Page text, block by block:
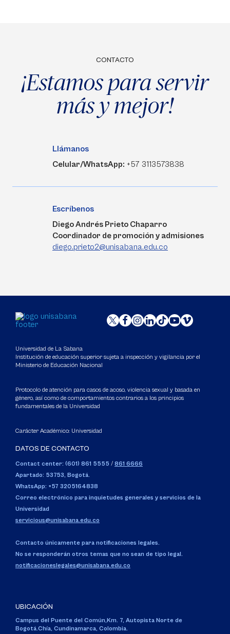
CONTACTO
¡Estamos para servir
más y mejor!
Llámanos
Celular/WhatsApp: +57 3113573838
Escríbenos
Diego Andrés Prieto Chaparro
Coordinador de promoción y admisiones
diego.prieto2@unisabana.edu.co
Universidad de La Sabana
Institución de educación superior sujeta a inspección y vigilancia por el
Ministerio de Educación Nacional
Protocolo de atención para casos de acoso, violencia sexual y basada en
género, así como de comportamientos contrarios a los principios
fundamentales de la Universidad
Carácter Académico: Universidad
DATOS DE CONTACTO
Contact center: (601) 861 5555 / 861 6666
Apartado: 53753, Bogotá.
WhatsApp: +57 3205164838
Correo electrónico para inquietudes generales y servicios de la
Universidad
servicious@unisabana.edu.co
Contacto únicamente para notificaciones legales.
No se responderán otros temas que no sean de tipo legal.
notificacioneslegales@unisabana.edu.co
UBICACIÓN
Campus del Puente del Común,Km. 7, Autopista Norte de
Bogotá.Chía, Cundinamarca, Colombia.